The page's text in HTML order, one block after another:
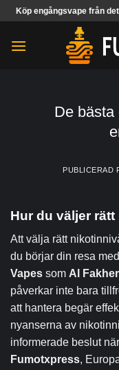
Hoppa
över
innehåll
från det europeiska
De bästa
PUBLICERAD
Hur du väljer
Att välja rätt
du börjar din resa
Vapes som Al Fakher
påverkar inte bara
att hantera begär
nyanserna av
informerade beslut
Fumotxpress,